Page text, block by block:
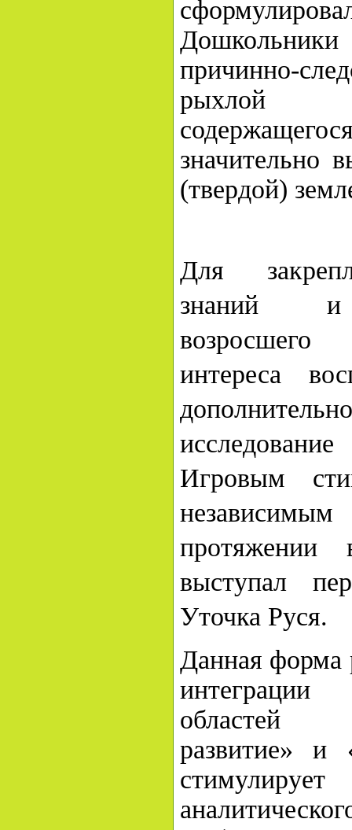
причинно-
рыхлой
значительно
(твердой)
Для
знаний и
возросшего
интереса
Игровым
протяжении
выступал
Уточка Руся.
Данная форма
интеграции
областей
развитие» и